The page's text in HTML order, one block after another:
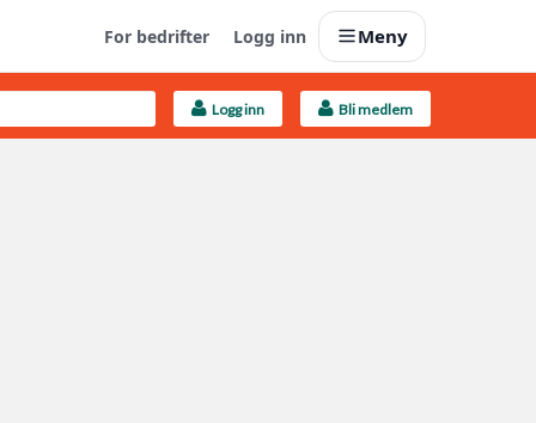
For bedrifter Logg inn Meny
Last opp selv Logg inn Bli medlem